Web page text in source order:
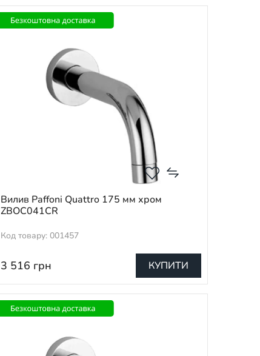
Вилив Paffoni Quattro 175 мм хром
ZBOC041CR
Код товару: 001457
3 516 грн КУПИТИ